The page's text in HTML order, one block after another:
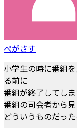
ぺがさす
小学生の時に番組
る前に
番組が終了してしま
番組の司会者から
どういうものだっ